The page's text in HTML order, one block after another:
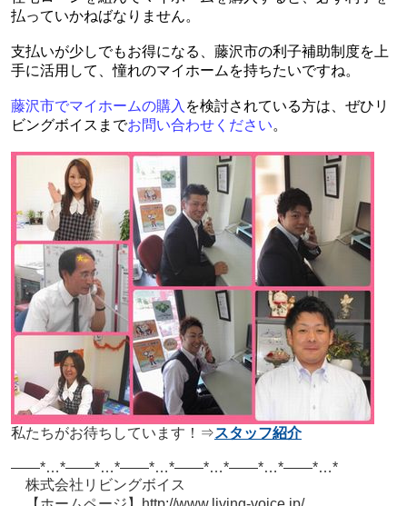
払っていかねばなりません。
支払いが少しでもお得になる、藤沢市の利子補助制度を上
手に活用して、憧れのマイホームを持ちたいですね。
藤沢市でマイホームの購入 を検討されている方は、ぜひリ
ビングボイスまでお問い合わせください。
私たちがお待ちしています！⇒スタッフ紹介
——*…*——*…*——*…*——*…*——*…*——*…*
株式会社リビングボイス